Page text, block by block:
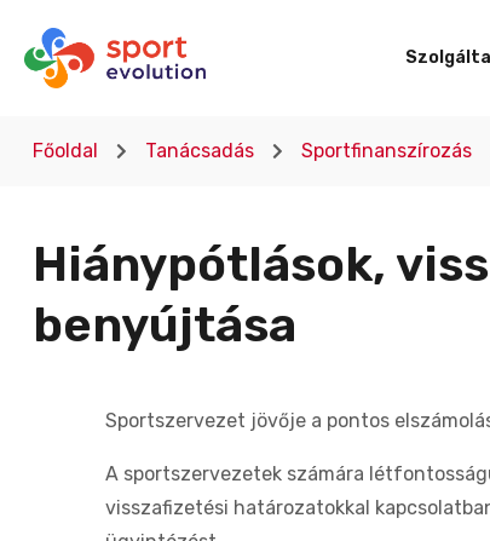
Főoldal Tanácsadás Sportfinanszírozás
Hiánypótlások,
benyújtása
Sportszervezet jövője a pontos
A sportszervezetek számára
visszafizetési határozatokkal